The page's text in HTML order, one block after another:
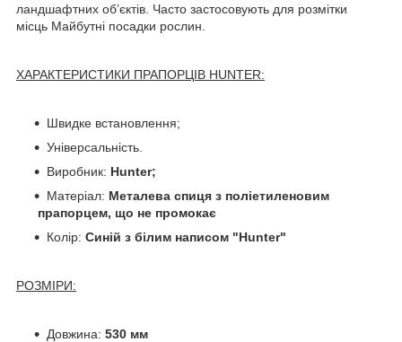
ландшафтних об’єктів. Часто застосовують для розмітки
місць Майбутні посадки рослин.
ХАРАКТЕРИСТИКИ ПРАПОРЦІВ HUNTER:
Швидке встановлення;
Універсальність.
Виробник: Hunter;
Матеріал: Металева спиця з поліетиленовим
прапорцем, що не промокає
Колір: Синій з білим написом "Hunter"
РОЗМІРИ:
Довжина: 530 мм